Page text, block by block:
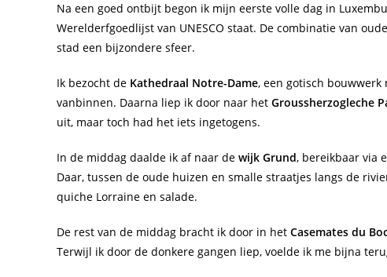
Na een goed ontbijt begon ik mijn eerste volle dag in
Werelderfgoedlijst van UNESCO staat. De combinatie van
stad een bijzondere sfeer.
Ik bezocht de Kathedraal Notre-Dame, een gotisch
vanbinnen. Daarna liep ik door naar het Groussherzogleche
uit, maar toch had het iets ingetogens.
In de middag daalde ik af naar de wijk Grund, bereikbaar via
Daar, tussen de oude huizen en smalle straatjes langs de
quiche Lorraine en salade.
De rest van de middag bracht ik door in het Casemates du
Terwijl ik door de donkere gangen liep, voelde ik me bijna